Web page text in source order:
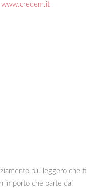
www.credem.it
più leggero che ti
importo che parte dai